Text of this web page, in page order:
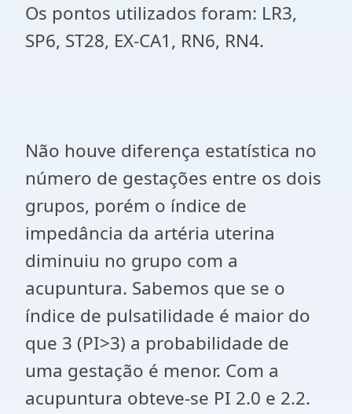
Os pontos utilizados foram: LR3,
SP6, ST28, EX-CA1, RN6, RN4.
Não houve diferença estatística no
número de gestações entre os dois
grupos, porém o índice de
impedância da artéria uterina
diminuiu no grupo com a
acupuntura. Sabemos que se o
índice de pulsatilidade é maior do
que 3 (PI>3) a probabilidade de
uma gestação é menor. Com a
acupuntura obteve-se PI 2.0 e 2.2.